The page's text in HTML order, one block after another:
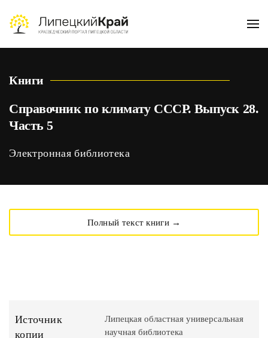
Skip to main content
Книги
Справочник по климату СССР. Выпуск 28.
Часть 5
Электронная библиотека
Полный текст книги →
Источник
копии
Липецкая областная универсальная
научная библиотека